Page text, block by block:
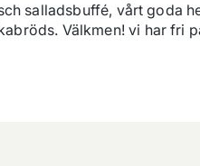
salladsbuffé, vårt goda
Välkmen! vi har fri